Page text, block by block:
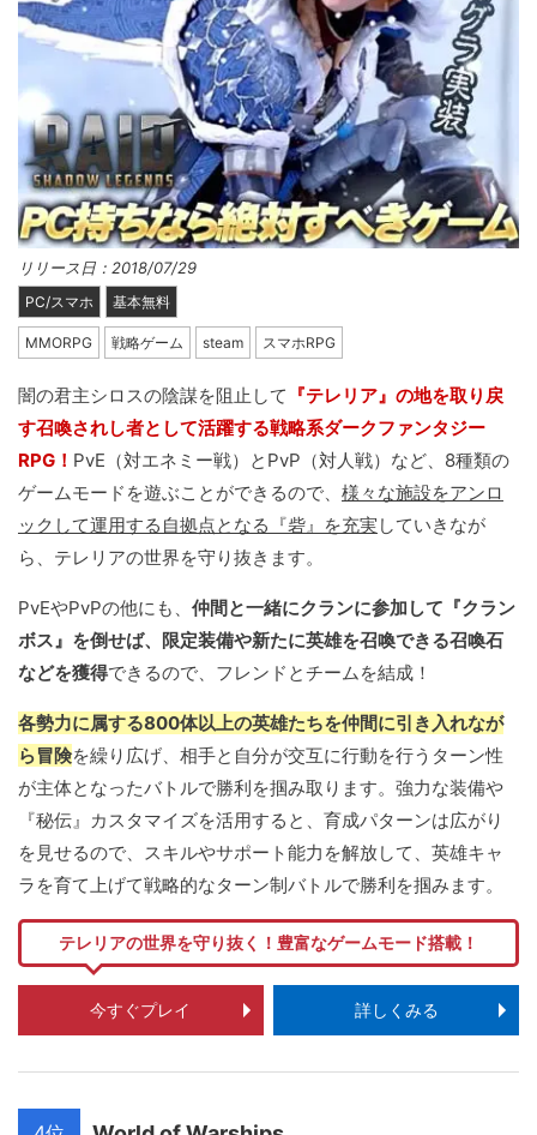
リリース日：2018/07/29
PC/スマホ 基本無料
MMORPG 戦略ゲーム steam スマホRPG
闇の君主シロスの陰謀を阻止して 『テレリア』の地を取り戻
す召喚されし者として活躍する戦略系ダークファンタジー
RPG！ PvE（対エネミー戦）とPvP（対人戦）など、8種類の
ゲームモードを遊ぶことができるので、 様々な施設をアンロ
ックして運用する自拠点となる『砦』を充実 していきなが
ら、テレリアの世界を守り抜きます。
PvEやPvPの他にも、 仲間と一緒にクランに参加して『クラン
ボス』を倒せば、限定装備や新たに英雄を召喚できる召喚石
などを獲得できるので、フレンドとチームを結成！
各勢力に属する800体以上の英雄たちを仲間に引き入れなが
ら冒険を繰り広げ、相手と自分が交互に行動を行うターン性
が主体となったバトルで勝利を掴み取ります。強力な装備や
『秘伝』カスタマイズを活用すると、育成パターンは広がり
を見せるので、スキルやサポート能力を解放して、英雄キャ
ラを育て上げて戦略的なターン制バトルで勝利を掴みます。
テレリアの世界を守り抜く！豊富なゲームモード搭載！
今すぐプレイ 詳しくみる